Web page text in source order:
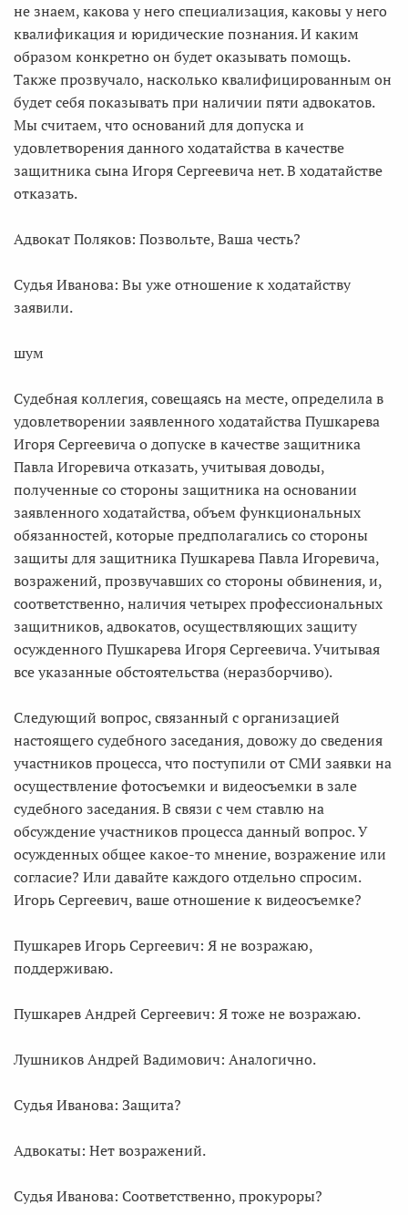
не знаем, какова у него специализация, каковы у него
квалификация и юридические познания. И каким
образом конкретно он будет оказывать помощь.
Также прозвучало, насколько квалифицированным он
будет себя показывать при наличии пяти адвокатов.
Мы считаем, что оснований для допуска и
удовлетворения данного ходатайства в качестве
защитника сына Игоря Сергеевича нет. В ходатайстве
отказать.
Адвокат Поляков: Позвольте, Ваша честь?
Судья Иванова: Вы уже отношение к ходатайству
заявили.
шум
Судебная коллегия, совещаясь на месте, определила в
удовлетворении заявленного ходатайства Пушкарева
Игоря Сергеевича о допуске в качестве защитника
Павла Игоревича отказать, учитывая доводы,
полученные со стороны защитника на основании
заявленного ходатайства, объем функциональных
обязанностей, которые предполагались со стороны
защиты для защитника Пушкарева Павла Игоревича,
возражений, прозвучавших со стороны обвинения, и,
соответственно, наличия четырех профессиональных
защитников, адвокатов, осуществляющих защиту
осужденного Пушкарева Игоря Сергеевича. Учитывая
все указанные обстоятельства (неразборчиво).
Следующий вопрос, связанный с организацией
настоящего судебного заседания, довожу до сведения
участников процесса, что поступили от СМИ заявки на
осуществление фотосъемки и видеосъемки в зале
судебного заседания. В связи с чем ставлю на
обсуждение участников процесса данный вопрос. У
осужденных общее какое-то мнение, возражение или
согласие? Или давайте каждого отдельно спросим.
Игорь Сергеевич, ваше отношение к видеосъемке?
Пушкарев Игорь Сергеевич: Я не возражаю,
поддерживаю.
Пушкарев Андрей Сергеевич: Я тоже не возражаю.
Лушников Андрей Вадимович: Аналогично.
Судья Иванова: Защита?
Адвокаты: Нет возражений.
Судья Иванова: Соответственно, прокуроры?